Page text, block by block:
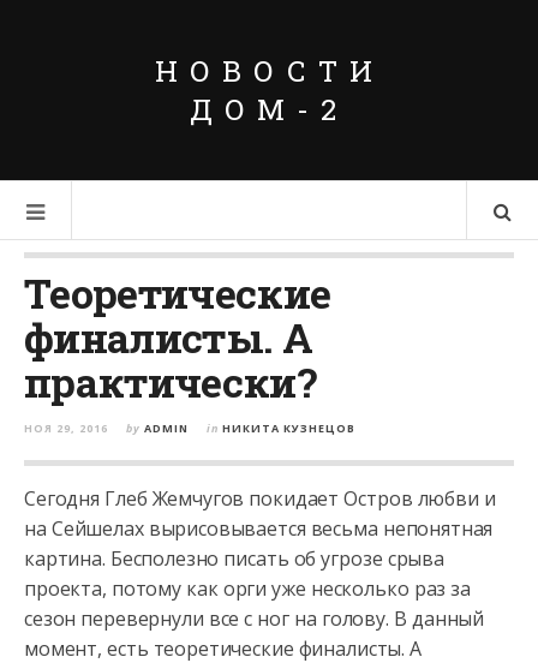
НОВОСТИ
ДОМ-2
Теоретические
финалисты. А
практически?
НОЯ 29, 2016 by ADMIN in НИКИТА КУЗНЕЦОВ
Сегодня Глеб Жемчугов покидает Остров любви и
на Сейшелах вырисовывается весьма непонятная
картина. Бесполезно писать об угрозе срыва
проекта, потому как орги уже несколько раз за
сезон перевернули все с ног на голову. В данный
момент, есть теоретические финалисты. А